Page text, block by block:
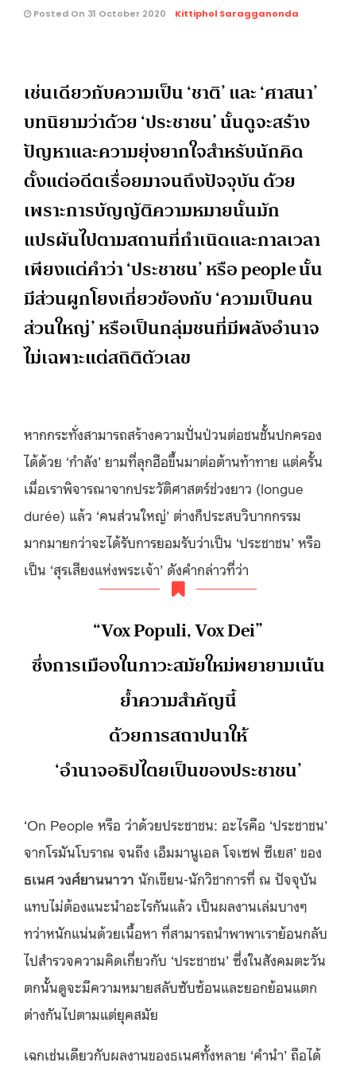
Posted On 31 October 2020 Kittiphol Saragganonda
เช่นเดียวกับความเป็น ‘ชาติ’ และ ‘ศาสนา’
บทนิยามว่าด้วย ‘ประชาชน’ นั้นดูจะสร้าง
ปัญหาและความยุ่งยากใจสำหรับนักคิด
ตั้งแต่อดีตเรื่อยมาจนถึงปัจจุบัน ด้วย
เพราะการบัญญัติความหมายนั้นมัก
แปรผันไปตามสถานที่กำเนิดและกาลเวลา
เพียงแต่คำว่า ‘ประชาชน’ หรือ people นั้น
มีส่วนผูกโยงเกี่ยวข้องกับ ‘ความเป็นคน
ส่วนใหญ่’ หรือเป็นกลุ่มชนที่มีพลังอำนาจ
ไม่เฉพาะแต่สถิติตัวเลข
หากกระทั่งสามารถสร้างความปั่นป่วนต่อชนชั้นปกครอง
ได้ด้วย ‘กำลัง’ ยามที่ลุกฮือขึ้นมาต่อต้านท้าทาย แต่ครั้น
เมื่อเราพิจารณาจากประวัติศาสตร์ช่วงยาว (longue
durée) แล้ว ‘คนส่วนใหญ่’ ต่างก็ประสบวิบากกรรม
มากมายกว่าจะได้รับการยอมรับว่าเป็น ‘ประชาชน’ หรือ
เป็น ‘สุรเสียงแห่งพระเจ้า’ ดังคำกล่าวที่ว่า
“Vox Populi, Vox Dei”
ซึ่งการเมืองในภาวะสมัยใหม่พยายามเน้น
ย้ำความสำคัญนี้
ด้วยการสถาปนาให้
‘อำนาจอธิปไตยเป็นของประชาชน’
‘On People หรือ ว่าด้วยประชาชน: อะไรคือ ‘ประชาชน’
จากโรมันโบราณ จนถึง เอ็มมานูเอล โจเซฟ ซีเยส’ ของ
ธเนศ วงศ์ยานนาวา นักเขียน-นักวิชาการที่ ณ ปัจจุบัน
แทบไม่ต้องแนะนำอะไรกันแล้ว เป็นผลงานเล่มบางๆ
ทว่าหนักแน่นด้วยเนื้อหา ที่สามารถนำพาพาเราย้อนกลับ
ไปสำรวจความคิดเกี่ยวกับ ‘ประชาชน’ ซึ่งในสังคมตะวัน
ตกนั้นดูจะมีความหมายสลับซับซ้อนและยอกย้อนแตก
ต่างกันไปตามแต่ยุคสมัย
เฉกเช่นเดียวกับผลงานของธเนศทั้งหลาย ‘คำนำ’ ถือได้